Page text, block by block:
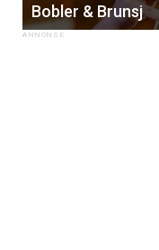
Bobler & Brunsj